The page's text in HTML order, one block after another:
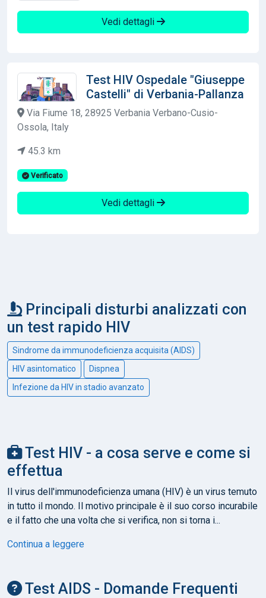
Vedi dettagli
Test HIV Ospedale "Giuseppe
Castelli" di Verbania-Pallanza
Via Fiume 18, 28925 Verbania Verbano-Cusio-
Ossola, Italy
45.3 km
Verificato
Vedi dettagli
Principali disturbi analizzati con
un test rapido HIV
Sindrome da immunodeficienza acquisita (AIDS)
HIV asintomatico
Dispnea
Infezione da HIV in stadio avanzato
Test HIV - a cosa serve e come si
effettua
Il virus dell'immunodeficienza umana (HIV) è un virus temuto
in tutto il mondo. Il motivo principale è il suo corso incurabile
e il fatto che una volta che si verifica, non si torna i...
Continua a leggere
Test AIDS - Domande Frequenti